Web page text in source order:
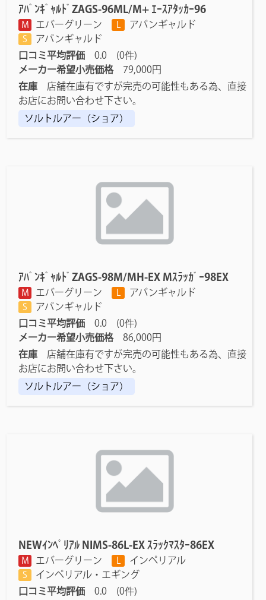
ｱﾊﾞﾝｷﾞｬﾙﾄﾞZAGS-96ML/M+ ｴｰｽｱﾀｯｶｰ96
M エバーグリーン アバンギャルド
S
アバンギャルド
口コミ平均評価 0.0 (0件)
メーカー希望小売価格79,000円
在庫 店舗在庫有ですが完売の可能性もある為、直接
お店にお問い合わせ下さい。
ソルトルアー（ショア）
ｱﾊﾞﾝｷﾞｬﾙﾄﾞZAGS-98M/MH-EX Mｽﾗｯｶﾞｰ98EX
M エバーグリーン アバンギャルド
S
アバンギャルド
口コミ平均評価 0.0 (0件)
メーカー希望小売価格86,000円
在庫 店舗在庫有ですが完売の可能性もある為、直接
お店にお問い合わせ下さい。
ソルトルアー（ショア）
NEWｲﾝﾍﾟﾘｱﾙ NIMS-86L-EX ｽﾗｯｸﾏｽﾀｰ86EX
M エバーグリーン インペリアル
S
インペリアル・エギング
口コミ平均評価 0.0 (0件)